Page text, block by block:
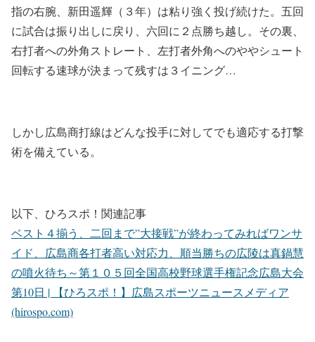
指の右腕、新田遥輝（３年）は粘り強く投げ続けた。五回
に試合は振り出しに戻り、六回に２点勝ち越し。その裏、
右打者への外角ストレート、左打者外角へのややシュート
回転する速球が決まって残すは３イニング…
しかし広島商打線はどんな投手に対してでも適応する打撃
術を備えている。
以下、ひろスポ！関連記事
ベスト４揃う、二回まで”大接戦”が終わってみればワンサ
イド、広島商各打者高い対応力、順当勝ちの広陵は真鍋慧
の噴火待ち～第１０５回全国高校野球選手権記念広島大会
第10日 | 【ひろスポ！】広島スポーツニュースメディア
(hirospo.com)